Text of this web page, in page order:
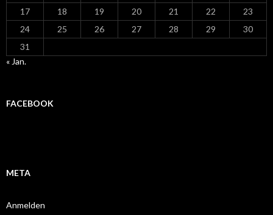
17
18 19 20 21 22
23
24
25 26 27 28 29
30
31
« Jan.
FACEBOOK
META
Anmelden